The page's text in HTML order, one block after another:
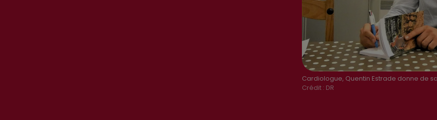
Cardiologue, Quentin Estrade donne de
Crédit : DR